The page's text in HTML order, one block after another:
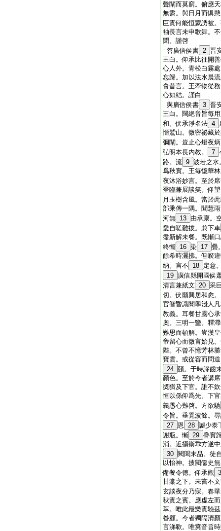
聲闡而莫窮。俯應
無盡。與日月而倶
臣實何能恒蒙誘被
袖長言未申歌舞。
聞。謹啓
答廣信侯書 2 晋
王白。仰承比往開
心人外。青松白霧
忘歸。加以法水晨
會昔言。王牽物從
心如結。謹白
與廣信侯書 3 晋
王白。闊絶音旨毎
和。伏承淨名法 4
愜鷲山。微密祕藏
彌闡。豈止心燈夜
弘明本長内教。
7
路。流 9 波若之水
爲秋實。王毎憶華
夜沐浴妙言。至於
登臨兼展談笑。仰
月玉樹含風。當於
部乘傳一隅。聞慧
河無 13 由承禀。
愛自嗟難拔。兼下車
盡新解未餐。既慚
終慚 16 染 17 疊
餘希時灑拂。但睽
納。言不
18 定意
19 廣信縣開國侯
清言兼紙文 20 采
切。伏願興居和悆
官智昏識闇學淺人
教義。耳餐甘露心
奧。三明一鑒。釋
難思而頓解。豈漢
帝留心而微言始見
陛。不曾不憶芳林
寶雲。或從容而問
24 頤。于時謬齒
顏色。至於今者講
奬猶及下官。誰不
恒以係仰爲先。下
義愚心難啓。方欲馳
令旨。垂覓波餘。
27 恩 28 謔少泰
謝瓶。慚 29 疊實
消。近攝衞乖方遂
30 闕聞末品。徒
以怡神。披閲儒史
備餐令徳。仰承觀
甘棠之下。未嘗不
玄談夜分乃寐。春
秋實之賓。應虚左
萃。唯此最樂實驗
眷顧。今者獨隔清
言涕欷。唯冀音旨